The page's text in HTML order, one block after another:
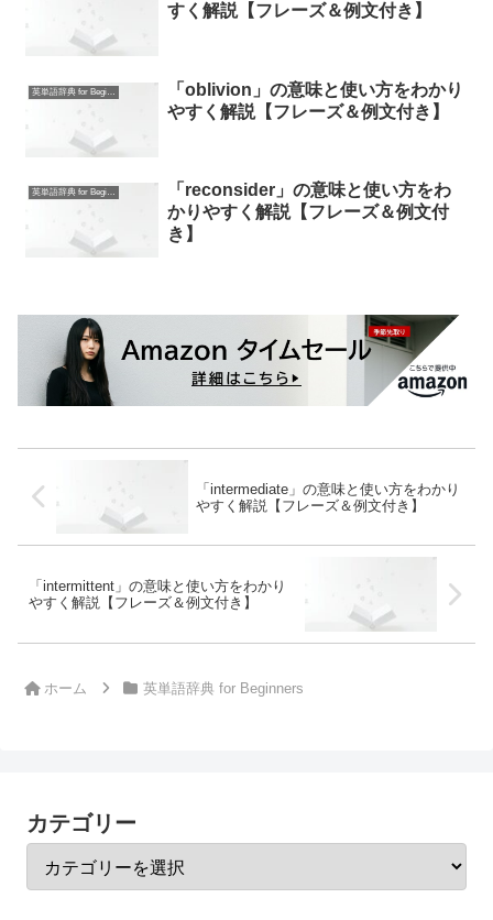
すく解説【フレーズ＆例文付き】
英単語辞典 for Beginners
「oblivion」の意味と使い方をわかり
やすく解説【フレーズ＆例文付き】
英単語辞典 for Beginners
「reconsider」の意味と使い方をわ
かりやすく解説【フレーズ＆例文付
き】
「intermediate」の意味と使い方をわかり
やすく解説【フレーズ＆例文付き】
「intermittent」の意味と使い方をわかり
やすく解説【フレーズ＆例文付き】
ホーム 英単語辞典 for Beginners
カテゴリー